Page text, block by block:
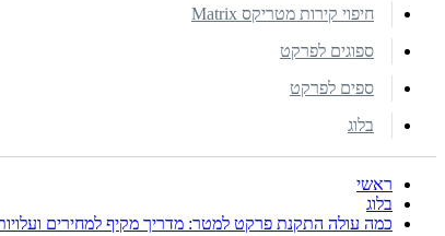
חיפוי קירות מטריקס Matrix
ספוגים לפרקט
ספים לפרקט
בלוג
ראשי
בלוג
כמה עולה התקנת פרקט למטר: מדריך מקיף למחירים